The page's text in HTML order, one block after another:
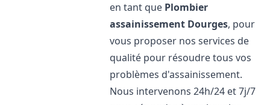
en tant que Plombier
assainissement Dourges, pour
vous proposer nos services de
qualité pour résoudre tous vos
problèmes d'assainissement.
Nous intervenons 24h/24 et 7j/7